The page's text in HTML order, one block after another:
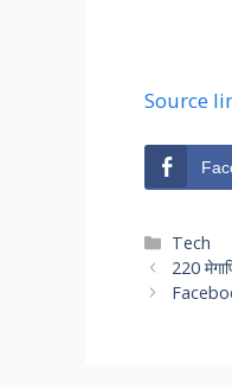
Source
Tech
220